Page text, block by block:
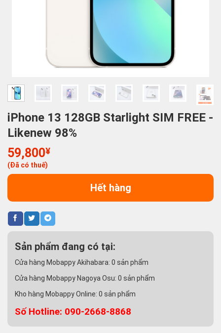
iPhone 13 128GB Starlight SIM FREE -
Likenew 98%
59,800¥
(Đã có thuế)
Hết hàng
Sản phẩm đang có tại:
Cửa hàng Mobappy Akihabara: 0 sản phẩm
Cửa hàng Mobappy Nagoya Osu: 0 sản phẩm
Kho hàng Mobappy Online: 0 sản phẩm
Số Hotline: 090-2668-8868